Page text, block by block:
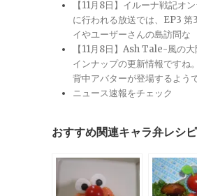
【11月8日】イルーナ戦記オ
に行われる放送では、EP3 第
イやユーザーさんの島訪問な
【11月8日】Ash Tale-風の
インナップの更新情報ですね
背中アバターが登場するよう
ニュース速報をチェック
おすすめ関連キャラ弁レシピ